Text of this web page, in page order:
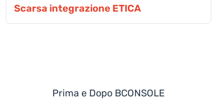
Scarsa integrazione ETICA
Prima e Dopo BCONSOLE